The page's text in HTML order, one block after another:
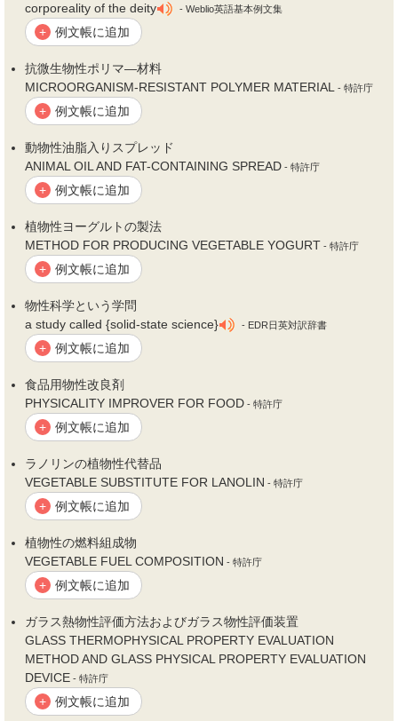
corporeality of the deity
- Weblio英語基本例文集
+ 例文帳に追加
抗微生物性ポリマ—材料
MICROORGANISM-RESISTANT POLYMER MATERIAL
- 特許庁
+ 例文帳に追加
動物性油脂入りスプレッド
ANIMAL OIL AND FAT-CONTAINING SPREAD - 特許庁
+ 例文帳に追加
植物性ヨーグルトの製法
METHOD FOR PRODUCING VEGETABLE YOGURT - 特許庁
+ 例文帳に追加
物性科学という学問
a study called {solid-state science}
- EDR日英対訳辞書
+ 例文帳に追加
食品用物性改良剤
PHYSICALITY IMPROVER FOR FOOD - 特許庁
+ 例文帳に追加
ラノリンの植物性代替品
VEGETABLE SUBSTITUTE FOR LANOLIN - 特許庁
+ 例文帳に追加
植物性の燃料組成物
VEGETABLE FUEL COMPOSITION - 特許庁
+ 例文帳に追加
ガラス熱物性評価方法およびガラス物性評価装置
GLASS THERMOPHYSICAL PROPERTY EVALUATION
METHOD AND GLASS PHYSICAL PROPERTY EVALUATION
DEVICE - 特許庁
+ 例文帳に追加